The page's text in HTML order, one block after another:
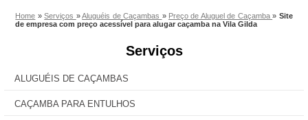
Home »Serviços »Aluguéis de Caçambas » Preço de Aluguel de Caçamba» Site
de empresa com preço acessível para alugar caçamba na Vila Gilda
Serviços
ALUGUÉIS DE CAÇAMBAS
CAÇAMBA PARA ENTULHOS